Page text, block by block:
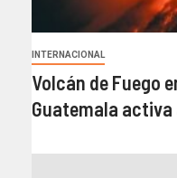
INTERNACIONAL
Volcán de Fuego
Guatemala